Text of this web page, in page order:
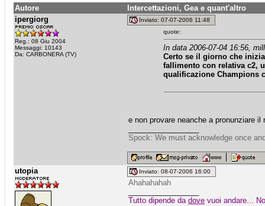
Autore
Intercettazioni, Gea e quant'altro
ipergiorg
Reg.: 08 Giu 2004
Messaggi: 10143
Da: CARBONERA (TV)
Inviato: 07-07-2006 11:48
quote:
In data 2006-07-04 16:56,
Certo se il giorno che
fallimento con relativa c2,
qualificazione Champions
e non provare neanche a pronunziare il
Spock: We must acknowledge once
utopia Inviato: 08-07-2006 16:00
Ahahahahah
Tutto dipende da dove vuoi andare...